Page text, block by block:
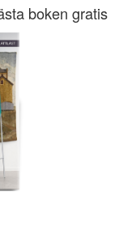
boken gratis